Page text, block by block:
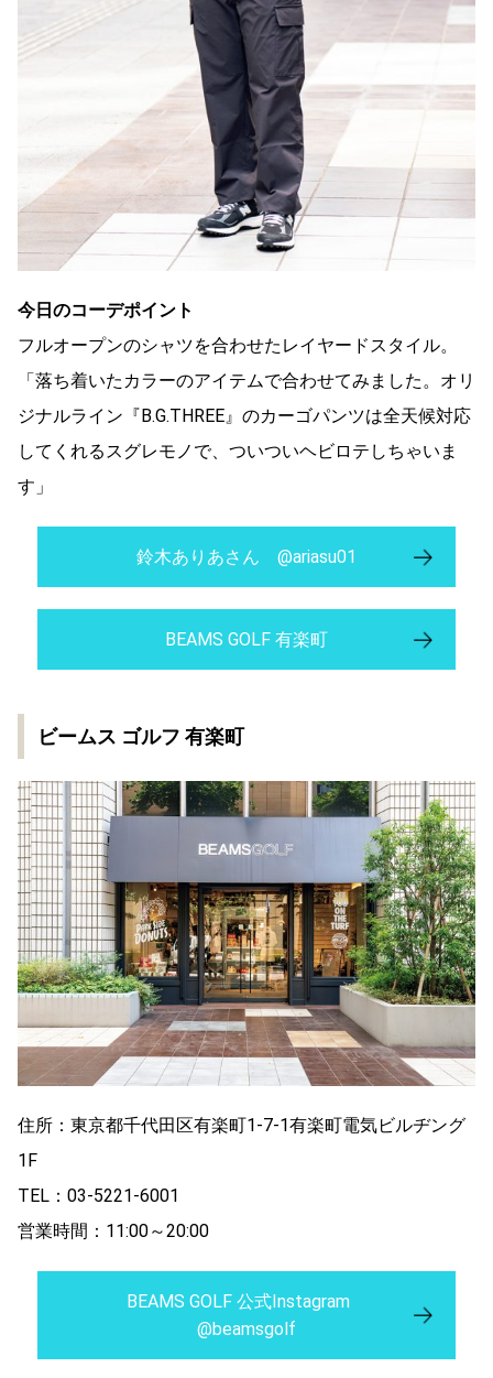
今日のコーデポイント
フルオープンのシャツを合わせたレイヤードスタイル。
「落ち着いたカラーのアイテムで合わせてみました。オリ
ジナルライン『B.G.THREE』のカーゴパンツは全天候対応
してくれるスグレモノで、ついついヘビロテしちゃいま
す」
鈴木ありあさん @ariasu01
BEAMS GOLF 有楽町
ビームス ゴルフ 有楽町
住所：東京都千代田区有楽町1-7-1有楽町電気ビルヂング
1F
TEL：03-5221-6001
営業時間：11:00～20:00
BEAMS GOLF 公式Instagram
@beamsgolf